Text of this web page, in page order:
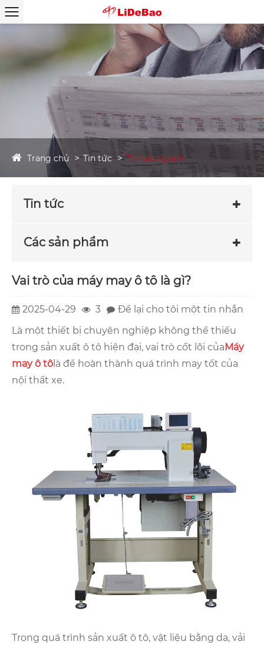
Trang chủ Tin tức Tin tức ngành
Tin tức
Các sản phẩm
Vai trò của máy may ô tô là gì?
2025-04-29 3
Để lại cho tôi một tin nhắn
Là một thiết bị chuyên nghiệp không thể thiếu
trong sản xuất ô tô hiện đại, vai trò cốt lõi củaMáy
may ô tô là để hoàn thành quá trình may tốt của
nội thất xe.
Trong quá trình sản xuất ô tô, vật liệu bằng da, vải